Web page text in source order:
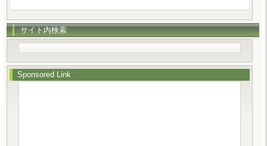
サイト内検索
Sponsored Link